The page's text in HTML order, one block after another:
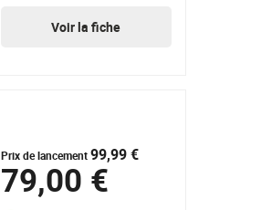
Voir la fiche
Prix de lancement99,99 €
79,00 €